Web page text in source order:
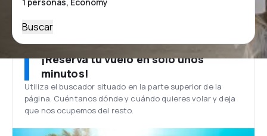
Buscar
¡Reserva tu vuelo en solo unos
minutos!
Utiliza el buscador situado en la parte superior de la
página. Cuéntanos dónde y cuándo quieres volar y deja
que nos ocupemos del resto.